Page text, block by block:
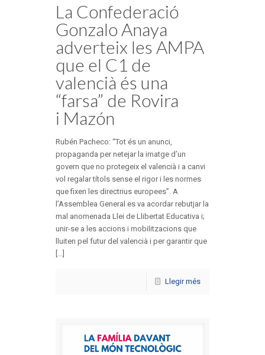
La Confederació
Gonzalo Anaya
adverteix les AMPA
que el C1 de
valencià és una
“farsa” de Rovira
i Mazón
Rubén Pacheco: “Tot és un anunci,
propaganda per netejar la imatge d’un
govern que no protegeix el valencià i a canvi
vol regalar títols sense el rigor i les normes
que fixen les directrius europees”. A
l’Assemblea General es va acordar rebutjar la
mal anomenada Llei de Llibertat Educativa i;
unir-se a les accions i mobilitzacions que
lluiten pel futur del valencià i per garantir que
[...]
Llegir més